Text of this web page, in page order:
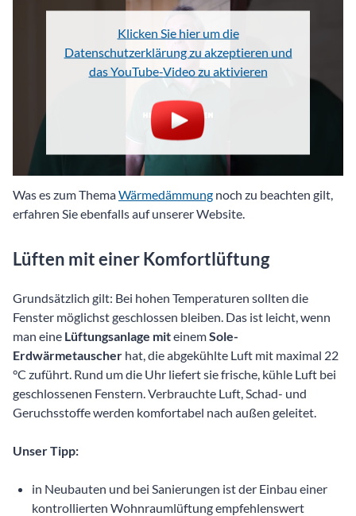
Klicken Sie hier um die
Datenschutzerklärung zu akzeptieren und
das YouTube-Video zu aktivieren
Was es zum ThemaWärmedämmung noch zu beachten gilt,
erfahren Sie ebenfalls auf unserer Website.
Lüften mit einer Komfortlüftung
Grundsätzlich gilt: Bei hohen Temperaturen sollten die
Fenster möglichst geschlossen bleiben. Das ist leicht, wenn
man eine Lüftungsanlage miteinemSole-
Erdwärmetauscher hat, die abgekühlte Luft mit maximal 22
°C zuführt. Rund um die Uhr liefert sie frische, kühle Luft bei
geschlossenen Fenstern. Verbrauchte Luft, Schad- und
Geruchsstoffe werden komfortabel nach außen geleitet.
Unser Tipp:
in Neubauten und bei Sanierungen ist der Einbau einer
kontrollierten Wohnraumlüftung empfehlenswert